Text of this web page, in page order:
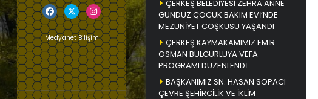
Medyanet Bilişim
ÇERKEŞ BELEDİYESİ ZEHRA ANNE
GÜNDÜZ ÇOCUK BAKIM EVİ’NDE
MEZUNİYET COŞKUSU YAŞANDI
ÇERKEŞ KAYMAKAMIMIZ EMİR
OSMAN BULGURLUYA VEFA
PROGRAMI DÜZENLENDİ
BAŞKANIMIZ SN. HASAN SOPACI
ÇEVRE ŞEHİRCİLİK VE İKLİM